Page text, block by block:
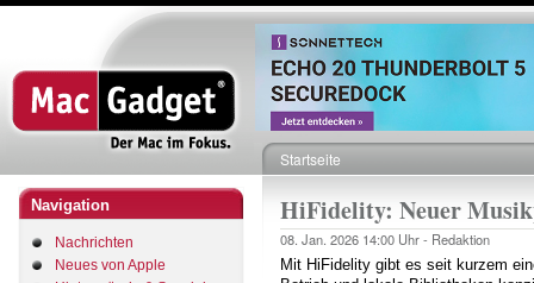
Direkt
zum
Inhalt
Navigation
Nachrichten
Neues von Apple
Pfadnavigation
Startseite
HiFidelity: Neuer
08. Jan. 2026 14:00 Uhr - Redaktion
Mit HiFidelity gibt es seit kurzem